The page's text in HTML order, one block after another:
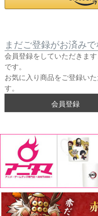
まだご登録がお済み
会員登録をしていただきま
です。
お気に入り商品をご登録い
す。
会員登録